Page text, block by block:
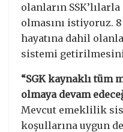
olanların
olmasını istiyoruz.
hayatına dahil
sistemi
“SGK kaynaklı tüm
olmaya devam
Mevcut emeklilik
koşullarına uygun